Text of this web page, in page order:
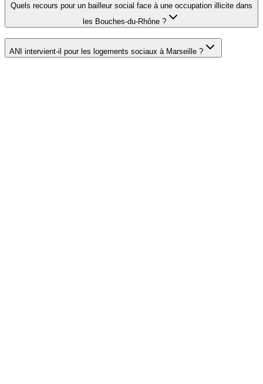
Quels recours pour un bailleur social face à une occupation illicite dans
les Bouches-du-Rhône ?
ANI intervient-il pour les logements sociaux à Marseille ?